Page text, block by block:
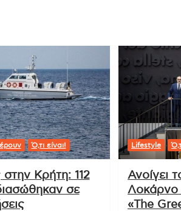
Ό,τι είναι!
Κρήτη: 112
σε
Lifestyle
Ανοίγει
Λοκάρνο
«The